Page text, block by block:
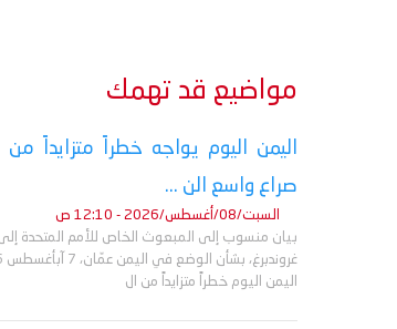
مواضيع قد تهمك
اليمن اليوم يواجه خطراً متزايداً
صراع واسع الن ...
السبت/08/أغسطس/2026 - 12:10 ص
بيان منسوب إلى المبعوث الخاص للأمم المتحدة
اليمن اليوم خطراً متزايداً من ال